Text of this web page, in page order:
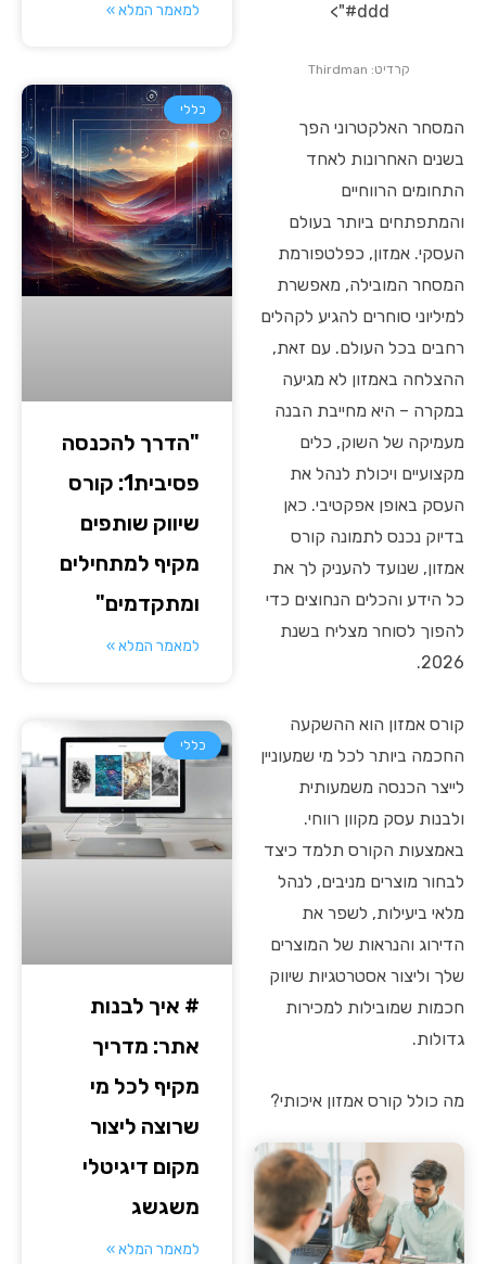
#ddd">
קרדיט: Thirdman
המסחר האלקטרוני הפך
בשנים האחרונות לאחד
התחומים הרווחיים
והמתפתחים ביותר בעולם
העסקי. אמזון, כפלטפורמת
המסחר המובילה, מאפשרת
למיליוני סוחרים להגיע לקהלים
רחבים בכל העולם. עם זאת,
ההצלחה באמזון לא מגיעה
במקרה – היא מחייבת הבנה
מעמיקה של השוק, כלים
מקצועיים ויכולת לנהל את
העסק באופן אפקטיבי. כאן
בדיוק נכנס לתמונה קורס
אמזון, שנועד להעניק לך את
כל הידע והכלים הנחוצים כדי
להפוך לסוחר מצליח בשנת
2026.
קורס אמזון הוא ההשקעה
החכמה ביותר לכל מי שמעוניין
לייצר הכנסה משמעותית
ולבנות עסק מקוון רווחי.
באמצעות הקורס תלמד כיצד
לבחור מוצרים מניבים, לנהל
מלאי ביעילות, לשפר את
הדירוג והנראות של המוצרים
שלך וליצור אסטרטגיות שיווק
חכמות שמובילות למכירות
גדולות.
מה כולל קורס אמזון איכותי?
למאמר המלא »
כללי
"הדרך להכנסה
פסיבית1: קורס
שיווק שותפים
מקיף למתחילים
ומתקדמים"
למאמר המלא »
כללי
# איך לבנות
אתר: מדריך
מקיף לכל מי
שרוצה ליצור
מקום דיגיטלי
משגשג
למאמר המלא »